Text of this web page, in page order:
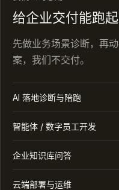
给企业交付能跑
先做业务场景诊断，再
案，我们不交付。
AI 落地诊断与陪跑
智能体 / 数字员工开发
企业知识库问答
云端部署与运维